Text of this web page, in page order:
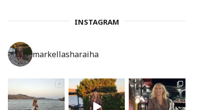
INSTAGRAM
markellasharaiha